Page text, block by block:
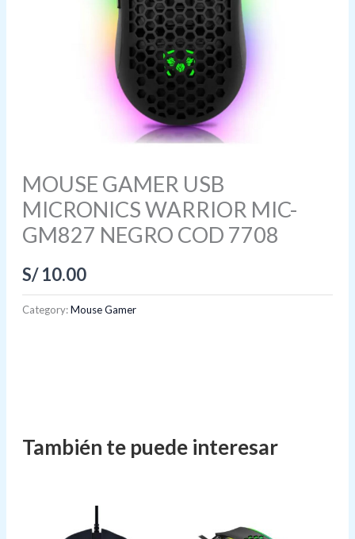
MOUSE GAMER USB
MICRONICS WARRIOR MIC-
GM827 NEGRO COD 7708
S/10.00
Category:Mouse Gamer